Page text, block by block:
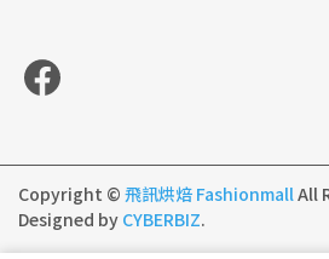
Copyright © 飛訊烘焙 FashionmallAll
Designed by CYBERBIZ.